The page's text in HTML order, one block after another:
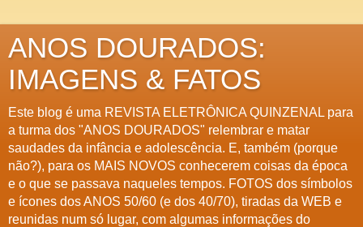
ANOS DOURADOS:
IMAGENS & FATOS
Este blog é uma REVISTA ELETRÔNICA QUINZENAL para
a turma dos "ANOS DOURADOS" relembrar e matar
saudades da infância e adolescência. E, também (porque
não?), para os MAIS NOVOS conhecerem coisas da época
e o que se passava naqueles tempos. FOTOS dos símbolos
e ícones dos ANOS 50/60 (e dos 40/70), tiradas da WEB e
reunidas num só lugar, com algumas informações do